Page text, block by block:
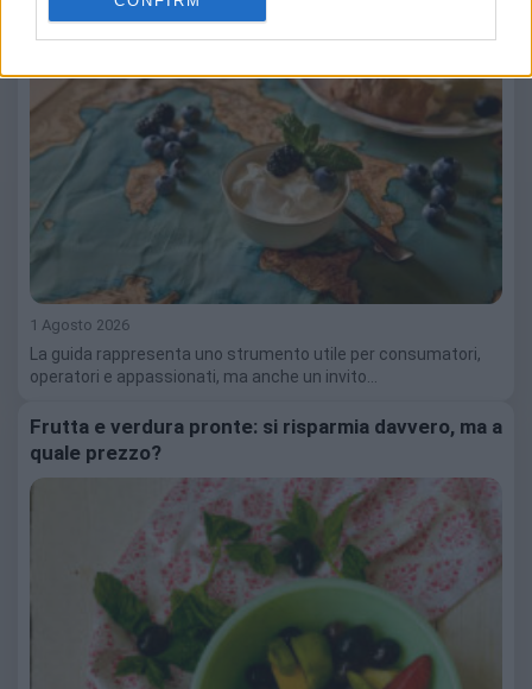
eccellenze regionali firmato Ruminantia
1 Agosto 2026
La guida rappresenta uno strumento utile per consumatori,
operatori e appassionati, ma anche un invito…
Frutta e verdura pronte: si risparmia davvero, ma a
quale prezzo?